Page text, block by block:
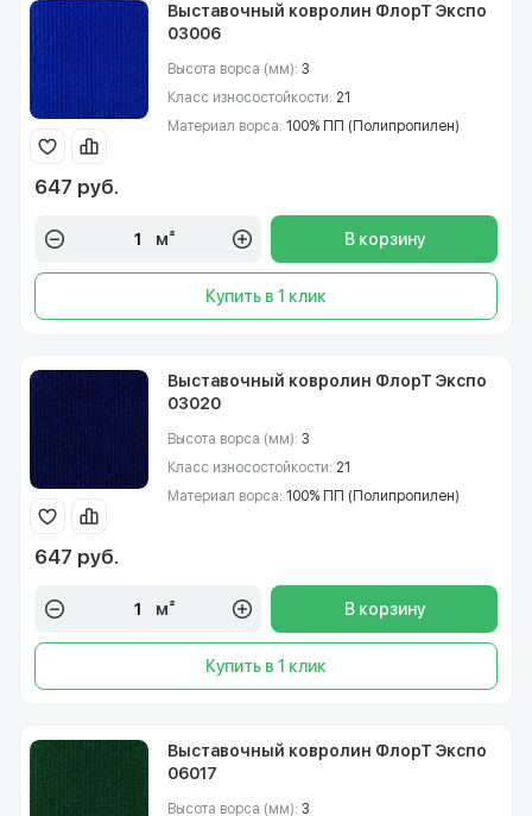
Выставочный ковролин ФлорТ Экспо
03006
Высота ворса (мм): 3
Класс износостойкости: 21
Материал ворса: 100% ПП (Полипропилен)
647 руб.
м² В корзину
Купить в 1 клик
Выставочный ковролин ФлорТ Экспо
03020
Высота ворса (мм): 3
Класс износостойкости: 21
Материал ворса: 100% ПП (Полипропилен)
647 руб.
м² В корзину
Купить в 1 клик
Выставочный ковролин ФлорТ Экспо
06017
Высота ворса (мм): 3